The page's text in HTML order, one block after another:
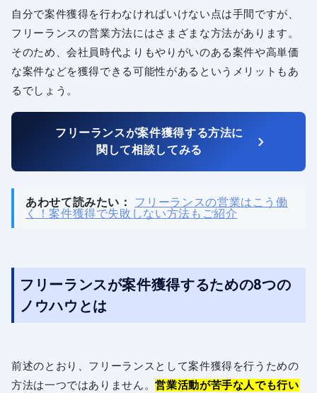
自分で案件獲得を行わなければいけない点は手間ですが、
フリーランスの営業方法にはさまざまな方法があります。
そのため、会社員時代よりもやりがいのある案件や高単価
な案件などを獲得できる可能性があるというメリットもあ
るでしょう。
フリーランスが案件獲得する方法に
関して相談してみる
あわせて読みたい：
フリーランスの営業はこう働
く！案件獲得で失敗しない方法もご紹介
フリーランスが案件獲得するための8つの
ノウハウとは
前述のとおり、フリーランスとして案件獲得を行うための
方法は一つではありません。営業活動が苦手な人でも行い